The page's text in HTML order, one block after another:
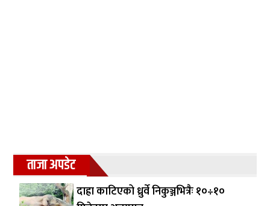
ताजा अपडेट
दाह्रा काटिएको ध्रुर्वे निकुञ्जभित्रैः १०÷१०